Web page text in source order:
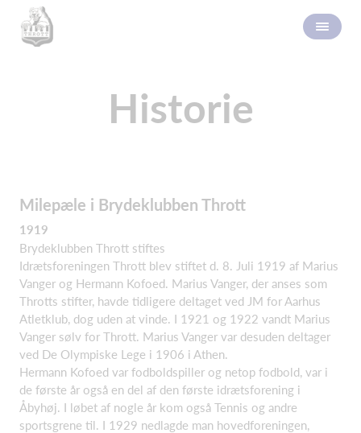
Historie
Milepæle i Brydeklubben Thrott
1919
Brydeklubben Thrott stiftes
Idrætsforeningen Thrott blev stiftet d. 8. Juli 1919 af Marius
Vanger og Hermann Kofoed. Marius Vanger, der anses som
Throtts stifter, havde tidligere deltaget ved JM for Aarhus
Atletklub, dog uden at vinde. I 1921 og 1922 vandt Marius
Vanger sølv for Thrott. Marius Vanger var desuden deltager
ved De Olympiske Lege i 1906 i Athen.
Hermann Kofoed var fodboldspiller og netop fodbold, var i
de første år også en del af den første idrætsforening i
Åbyhøj. I løbet af nogle år kom også Tennis og andre
sportsgrene til. I 1929 nedlagde man hovedforeningen,